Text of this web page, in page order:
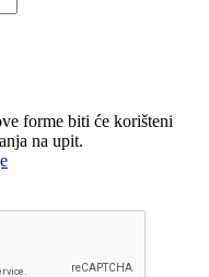
forme biti će korišteni
na upit.